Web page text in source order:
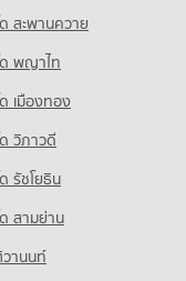
สะพานควาย
ด พญาไท
เมืองทอง
วิภาวดี
รัชโยธิน
สามย่าน
านนท์